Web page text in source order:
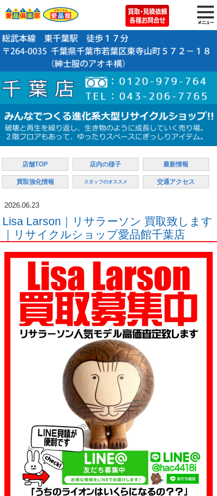
店舗TOP 店内の様子 最新情報
買取強化情報 スタッフのオススメ 交通アクセス
2026.06.23
Lisa Larson｜リサラーソン 買取致します
｜リサイクルショップ愛品館千葉店